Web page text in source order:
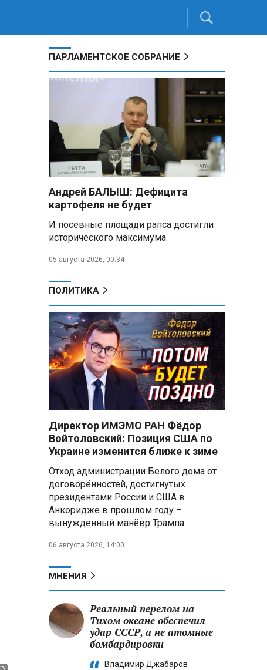
ПАРЛАМЕНТСКОЕ СОБРАНИЕ
Андрей БАЛЫШ: Дефицита
картофеля не будет
И посевные площади рапса достигли
исторического максимума
05 августа 2026, 00:34
ПОЛИТИКА
Директор ИМЭМО РАН Фёдор
Войтоловский: Позиция США по
Украине изменится ближе к зиме
Отход администрации Белого дома от
договорённостей, достигнутых
президентами России и США в
Анкоридже в прошлом году –
вынужденный манёвр Трампа
06 августа 2026, 14:00
МНЕНИЯ
Реальный перелом на
Тихом океане обеспечил
удар СССР, а не атомные
бомбардировки
Владимир Джабаров